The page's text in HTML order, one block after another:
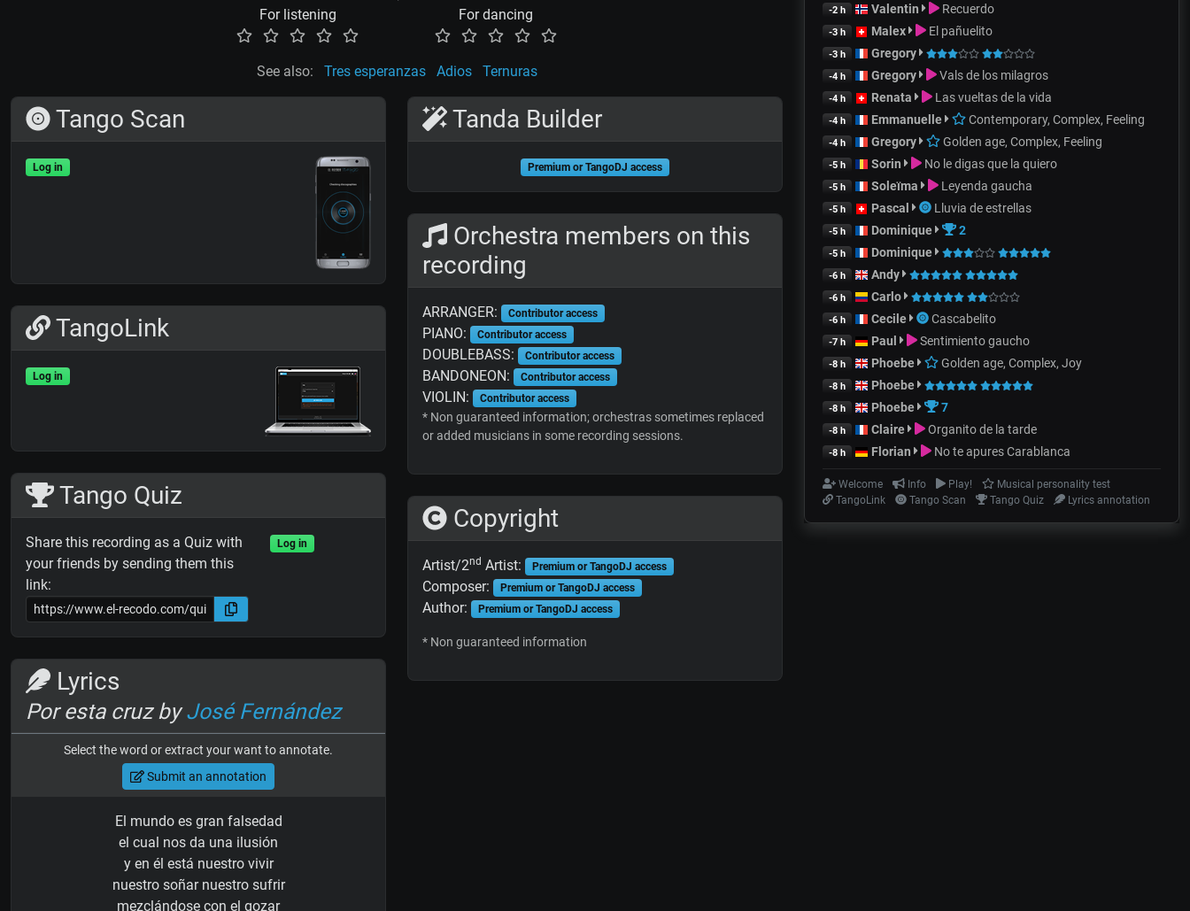
For listening For dancing
See also: Tres esperanzas Adios Ternuras
Tango Scan
Log in
TangoLink
Log in
Tango Quiz
Share this recording as a Quiz with
your friends by sending them this
link:
Log in
Lyrics
Por esta cruz byJosé Fernández
Select the word or extract your want to annotate.
Submit an annotation
El mundo es gran falsedad
el cual nos da una ilusión
y en él está nuestro vivir
nuestro soñar nuestro sufrir
mezclándose con el gozar
Tanda Builder
Premium or TangoDJ access
Orchestra members on this
recording
ARRANGER: Contributor access
PIANO: Contributor access
DOUBLEBASS: Contributor access
BANDONEON: Contributor access
VIOLIN: Contributor access
* Non guaranteed information; orchestras sometimes replaced
or added musicians in some recording sessions.
Copyright
Artist/2nd Artist: Premium or TangoDJ access
Composer: Premium or TangoDJ access
Author: Premium or TangoDJ access
* Non guaranteed information
-2 h Valentin Recuerdo
-3 h Malex El pañuelito
-3 h Gregory
-4 h Gregory Vals de los milagros
-4 h Renata Las vueltas de la vida
-4 h Emmanuelle Contemporary, Complex, Feeling
-4 h Gregory Golden age, Complex, Feeling
-5 h Sorin No le digas que la quiero
-5 h Soleïma Leyenda gaucha
-5 h Pascal Lluvia de estrellas
-5 h Dominique 2
-5 h Dominique
-6 h Andy
-6 h Carlo
-6 h Cecile Cascabelito
-7 h Paul Sentimiento gaucho
-8 h Phoebe Golden age, Complex, Joy
-8 h Phoebe
-8 h Phoebe 7
-8 h Claire Organito de la tarde
-8 h Florian No te apures Carablanca
Welcome Info Play!
Musical personality test
TangoLink
Tango Scan Tango Quiz Lyrics annotation